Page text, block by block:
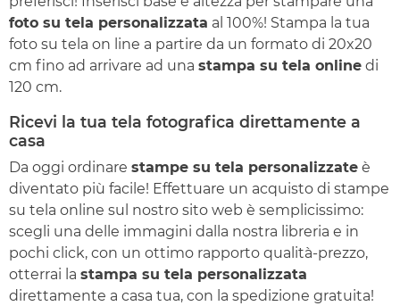
foto su tela personalizzata al 100%! Stampa la tua
foto su tela on line a partire da un formato di 20x20
cm fino ad arrivare ad una stampa su tela online di
120 cm.
Ricevi la tua tela fotografica direttamente a
casa
Da oggi ordinare stampe su tela personalizzate è
diventato più facile! Effettuare un acquisto di stampe
su tela online sul nostro sito web è semplicissimo:
scegli una delle immagini dalla nostra libreria e in
pochi click, con un ottimo rapporto qualità-prezzo,
otterrai la stampa su tela personalizzata
direttamente a casa tua, con la spedizione gratuita!